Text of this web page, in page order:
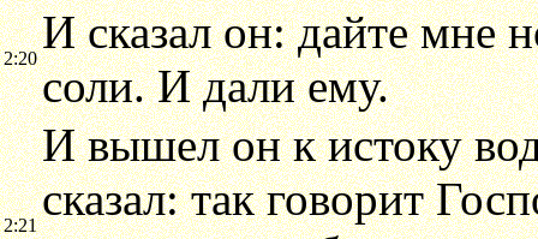
2:20
И сказал он: дайте мне
соли. И дали ему.
2:21
И вышел он к истоку
сказал: так говорит